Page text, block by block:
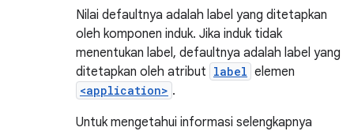
Nilai defaultnya adalah label yang ditetapkan
oleh komponen induk. Jika induk tidak
menentukan label, defaultnya adalah label yang
ditetapkan oleh atribut label elemen
<application> .
Untuk mengetahui informasi selengkapnya